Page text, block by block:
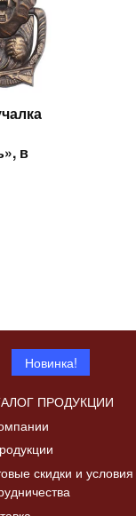
в
Новинка!
ПРОДУКЦИИ
скидки и условия